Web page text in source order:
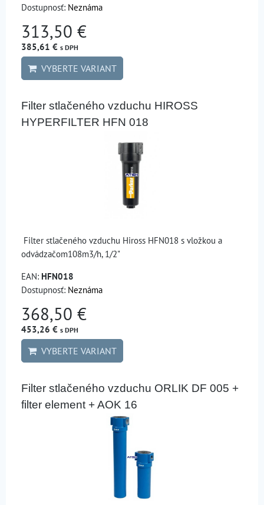
Dostupnosť: Neznáma
313,50 €
385,61 € s DPH
VYBERTE VARIANT
Filter stlačeného vzduchu HIROSS
HYPERFILTER HFN 018
Filter stlačeného vzduchu Hiross HFN018 s vložkou a
odvádzačom108m3/h, 1/2"
EAN: HFN018
Dostupnosť: Neznáma
368,50 €
453,26 € s DPH
VYBERTE VARIANT
Filter stlačeného vzduchu ORLIK DF 005 +
filter element + AOK 16